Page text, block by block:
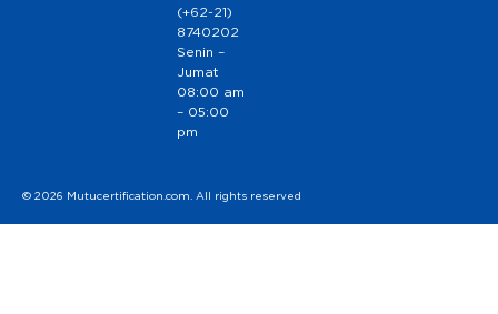
(+62-21)
8740202
Senin –
Jumat
08:00 am
– 05:00
pm
© 2026 Mutucertification.com. All rights reserved